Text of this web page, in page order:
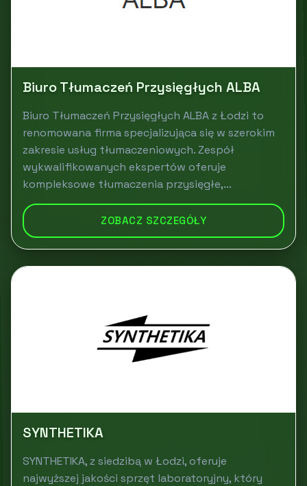
Biuro Tłumaczeń Przysięgłych ALBA
Biuro Tłumaczeń Przysięgłych ALBA z Łodzi to
renomowana firma specjalizująca się w szerokim
zakresie usług tłumaczeniowych. Zespół
wykwalifikowanych ekspertów oferuje
kompleksowe tłumaczenia przysięgłe,...
ZOBACZ SZCZEGÓŁY
SYNTHETIKA
SYNTHETIKA, z siedzibą w Łodzi, oferuje
najwyższej jakości sprzęt laboratoryjny, który